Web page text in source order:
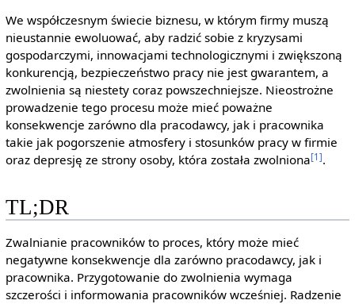
We współczesnym świecie biznesu, w którym firmy muszą
nieustannie ewoluować, aby radzić sobie z kryzysami
gospodarczymi, innowacjami technologicznymi i zwiększoną
konkurencją, bezpieczeństwo pracy nie jest gwarantem, a
zwolnienia są niestety coraz powszechniejsze. Nieostrożne
prowadzenie tego procesu może mieć poważne
konsekwencje zarówno dla pracodawcy, jak i pracownika
takie jak pogorszenie atmosfery i stosunków pracy w firmie
oraz depresję ze strony osoby, która została zwolniona[1].
TL;DR
Zwalnianie pracowników to proces, który może mieć
negatywne konsekwencje dla zarówno pracodawcy, jak i
pracownika. Przygotowanie do zwolnienia wymaga
szczerości i informowania pracowników wcześniej. Radzenie